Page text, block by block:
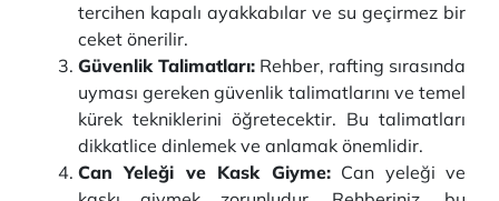
tercihen kapalı ayakkabılar ve su geçirmez bir
ceket önerilir.
Güvenlik Talimatları: Rehber, rafting sırasında
uyması gereken güvenlik talimatlarını ve temel
kürek tekniklerini öğretecektir. Bu talimatları
dikkatlice dinlemek ve anlamak önemlidir.
Can Yeleği ve Kask Giyme:Can yeleği ve